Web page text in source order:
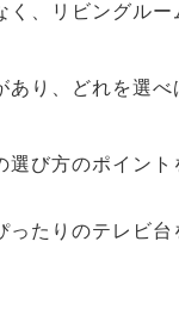
、リビングル
あり、どれを選
び方のポイント
たりのテレビ台